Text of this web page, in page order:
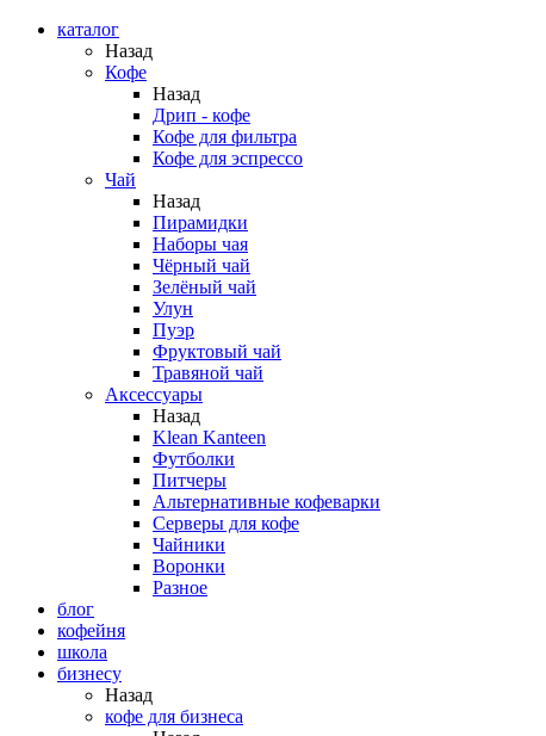
каталог
Назад
Кофе
Назад
Дрип - кофе
Кофе для фильтра
Кофе для эспрессо
Чай
Назад
Пирамидки
Наборы чая
Чёрный чай
Зелёный чай
Улун
Пуэр
Фруктовый чай
Травяной чай
Аксессуары
Назад
Klean Kanteen
Футболки
Питчеры
Альтернативные кофеварки
Серверы для кофе
Чайники
Воронки
Разное
блог
кофейня
школа
бизнесу
Назад
кофе для бизнеса